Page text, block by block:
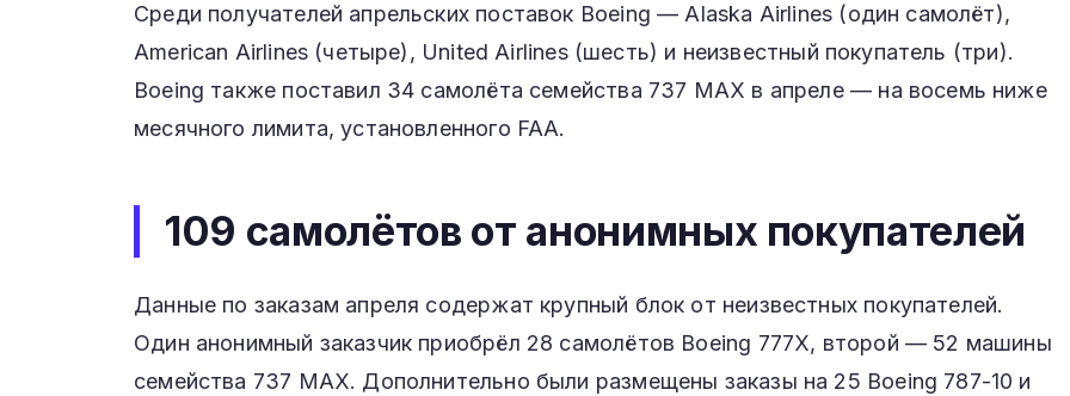
Среди получателей апрельских поставок Boeing — Alaska Airlines (один самолёт),
American Airlines (четыре), United Airlines (шесть) и неизвестный покупатель (три).
Boeing также поставил 34 самолёта семейства 737 MAX в апреле — на восемь ниже
месячного лимита, установленного FAA.
109 самолётов от анонимных покупателей
Данные по заказам апреля содержат крупный блок от неизвестных покупателей.
Один анонимный заказчик приобрёл 28 самолётов Boeing 777X, второй — 52 машины
семейства 737 MAX. Дополнительно были размещены заказы на 25 Boeing 787-10 и